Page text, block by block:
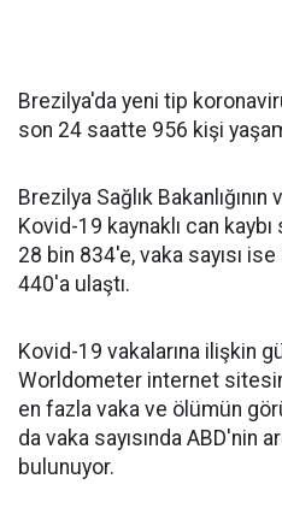
Brezilya'da yeni tip
son 24 saatte 956 kişi
Brezilya Sağlık
Kovid-19 kaynaklı can
28 bin 834'e, vaka sayısı
440'a ulaştı.
Kovid-19 vakalarına ilişkin
Worldometer internet
en fazla vaka ve ölümün
da vaka sayısında ABD'nin
bulunuyor.